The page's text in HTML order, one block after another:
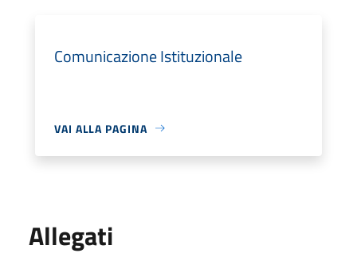
Comunicazione Istituzionale
VAI ALLA PAGINA
Allegati